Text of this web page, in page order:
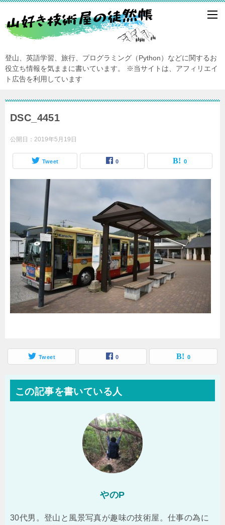
登山、英語学習、旅行、プログラミング（Python）などに関するお
役立ち情報を気ままに書いています。
※当サイトは、アフィリエイ
ト広告を利用しています
DSC_4451
公開日： 2019年5月19日
Tweet 0 0
Tweet 0 0
この記事を書いている人
やのP
30代男。登山と風景写真が趣味の技術屋。仕事の為に